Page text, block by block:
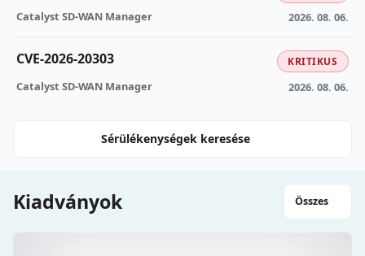
Catalyst SD-WAN Manager 2026. 08. 06.
CVE-2026-20303 KRITIKUS
Catalyst SD-WAN Manager 2026. 08. 06.
Sérülékenységek keresése
Kiadványok Összes